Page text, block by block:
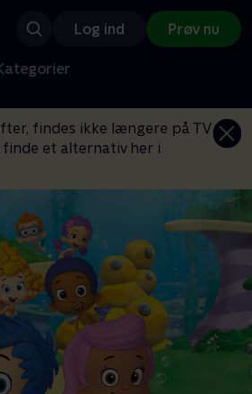
Log ind Prøv nu
findes ikke længere på TV
finde et alternativ her i